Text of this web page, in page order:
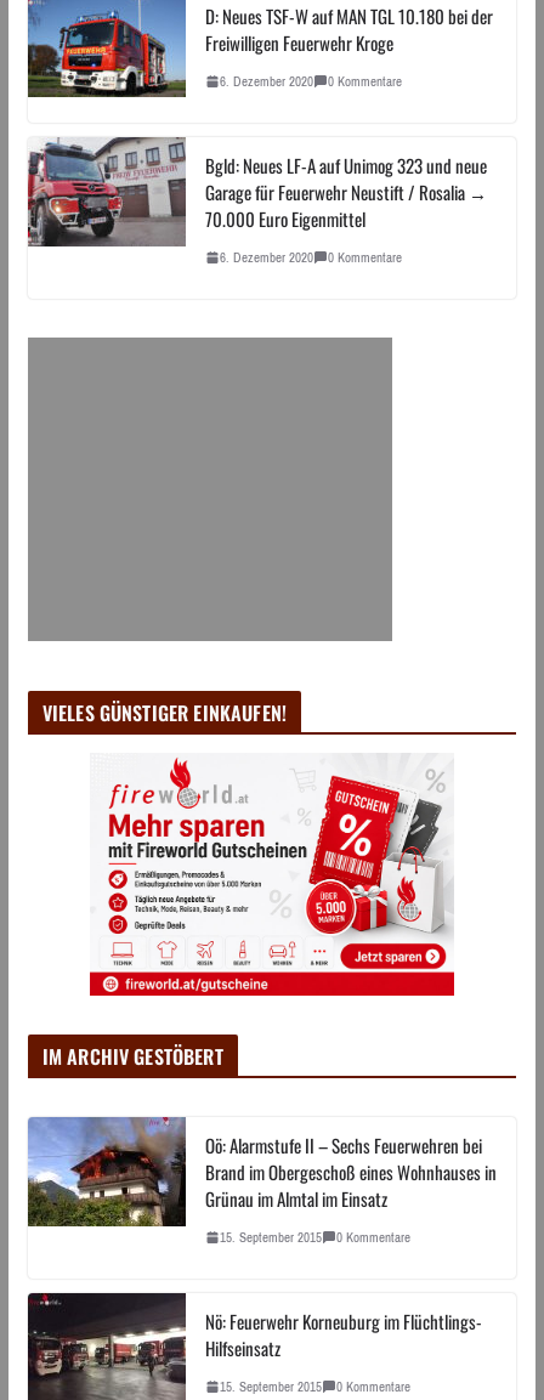
D: Neues TSF-W auf MAN TGL 10.180 bei der
Freiwilligen Feuerwehr Kroge
6. Dezember 2020 0 Kommentare
Bgld: Neues LF-A auf Unimog 323 und neue
Garage für Feuerwehr Neustift / Rosalia →
70.000 Euro Eigenmittel
6. Dezember 2020 0 Kommentare
VIELES GÜNSTIGER EINKAUFEN!
IM ARCHIV GESTÖBERT
Oö: Alarmstufe II – Sechs Feuerwehren bei
Brand im Obergeschoß eines Wohnhauses in
Grünau im Almtal im Einsatz
15. September 2015 0 Kommentare
Nö: Feuerwehr Korneuburg im Flüchtlings-
Hilfseinsatz
15. September 2015 0 Kommentare